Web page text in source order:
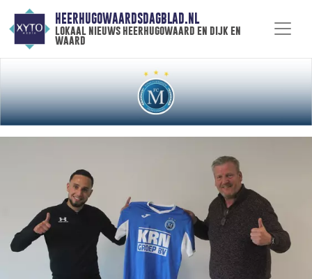
HEERHUGOWAARDSDAGBLAD.NL
lokaal nieuws heerhugowaard en dijk en
waard